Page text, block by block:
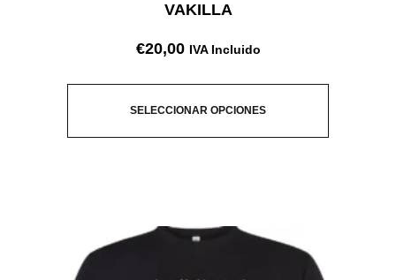
VAKILLA
€20,00 IVA Incluido
SELECCIONAR OPCIONES